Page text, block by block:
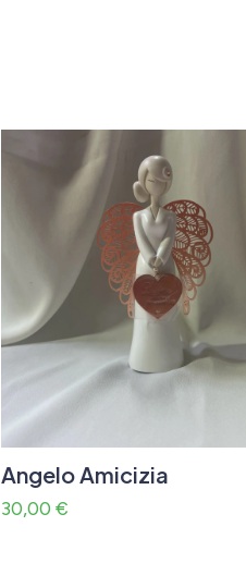
Angelo Amicizia
30,00 €